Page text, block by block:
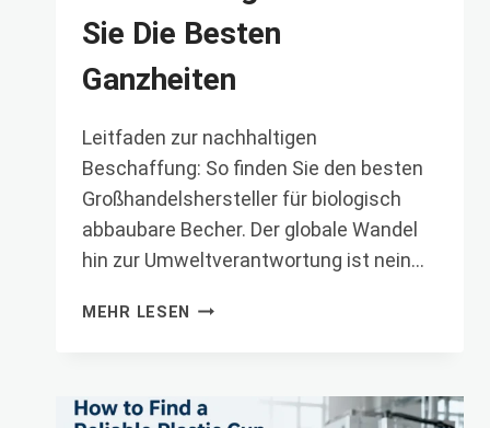
Sie Die Besten
Ganzheiten
Leitfaden zur nachhaltigen
Beschaffung: So finden Sie den besten
Großhandelshersteller für biologisch
abbaubare Becher. Der globale Wandel
hin zur Umweltverantwortung ist nein…
MEHR LESEN
LEITFADEN
SO